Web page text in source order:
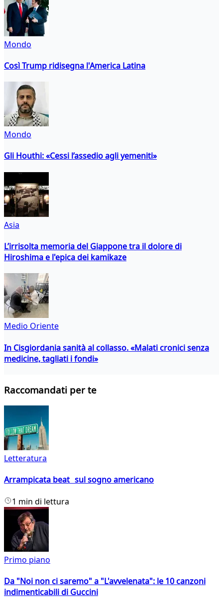
Mondo
Così Trump ridisegna l'America Latina
Mondo
Gli Houthi: «Cessi l’assedio agli yemeniti»
Asia
L’irrisolta memoria del Giappone tra il dolore di
Hiroshima e l'epica dei kamikaze
Medio Oriente
In Cisgiordania sanità al collasso. «Malati cronici senza
medicine, tagliati i fondi»
Raccomandati per te
Letteratura
Arrampicata beat sul sogno americano
1 min di lettura
Primo piano
Da "Noi non ci saremo" a "L'avvelenata": le 10 canzoni
indimenticabili di Guccini